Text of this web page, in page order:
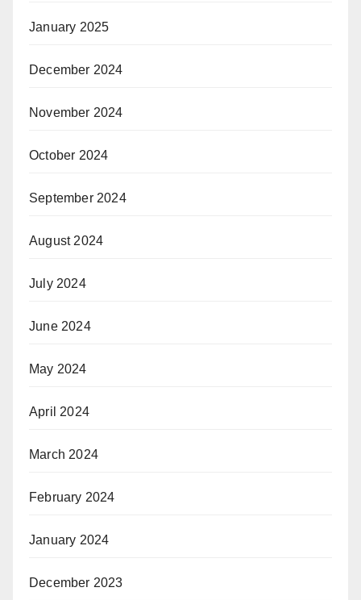
January 2025
December 2024
November 2024
October 2024
September 2024
August 2024
July 2024
June 2024
May 2024
April 2024
March 2024
February 2024
January 2024
December 2023